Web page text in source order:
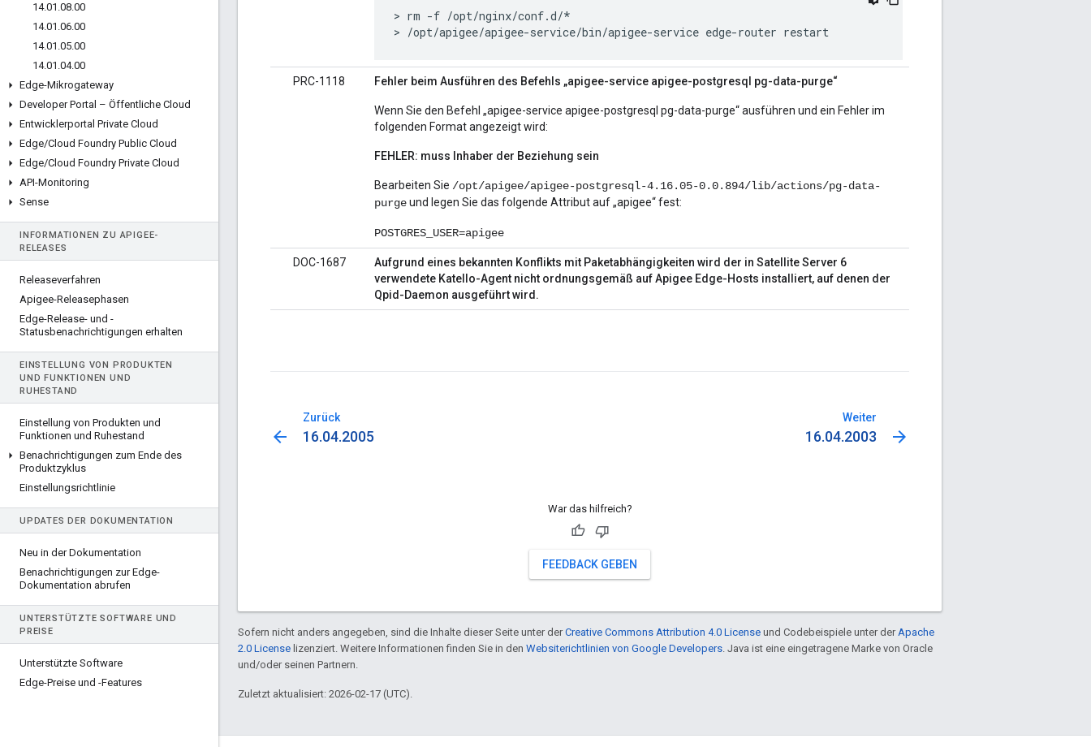
14.01 .08.00
14.01 .06.00
14.01 .05.00
14.01 .04.00
Edge-Mikrogateway
Developer Portal – Öffentliche Cloud
Entwicklerportal Private Cloud
Edge/Cloud Foundry Public Cloud
Edge/Cloud Foundry Private Cloud
API-Monitoring
Sense
INFORMATIONEN ZU APIGEE-
RELEASES
Releaseverfahren
Apigee-Releasephasen
Edge-Release- und -
Statusbenachrichtigungen erhalten
EINSTELLUNG VON PRODUKTEN
UND FUNKTIONEN UND
RUHESTAND
Einstellung von Produkten und
Funktionen und Ruhestand
Benachrichtigungen zum Ende des
Produktzyklus
Einstellungsrichtlinie
UPDATES DER DOKUMENTATION
Neu in der Dokumentation
Benachrichtigungen zur Edge-
Dokumentation abrufen
UNTERSTÜTZTE SOFTWARE UND
PREISE
Unterstützte Software
Edge-Preise und -Features
> rm -f /opt/nginx/conf.d/*
> /opt/apigee/apigee-service/bin/apigee-service edge-router restart
PRC-1118 Fehler beim Ausführen des Befehls „apigee-service apigee-postgresql pg-data-purge“
Wenn Sie den Befehl „apigee-service apigee-postgresql pg-data-purge“ ausführen und ein Fehler im
folgenden Format angezeigt wird:
FEHLER: muss Inhaber der Beziehung sein
Bearbeiten Sie /opt/apigee/apigee-postgresql-4.16.05-0.0.894/lib/actions/pg-data-
purgeund legen Sie das folgende Attribut auf „apigee“ fest:
POSTGRES_USER=apigee
DOC-1687
Aufgrund eines bekannten Konflikts mit Paketabhängigkeiten wird der in Satellite Server 6
verwendete Katello-Agent nicht ordnungsgemäß auf Apigee Edge-Hosts installiert, auf denen der
Qpid-Daemon ausgeführt wird.
Zurück
arrow_back 16.04.2005
Weiter
16.04.2003 arrow_forward
War das hilfreich?
FEEDBACK GEBEN
Sofern nicht anders angegeben, sind die Inhalte dieser Seite unter derCreative Commons Attribution 4.0 License und Codebeispiele unter derApache
2.0 License lizenziert. Weitere Informationen finden Sie in den Websiterichtlinien von Google Developers. Java ist eine eingetragene Marke von Oracle
und/oder seinen Partnern.
Zuletzt aktualisiert: 2026-02-17 (UTC).